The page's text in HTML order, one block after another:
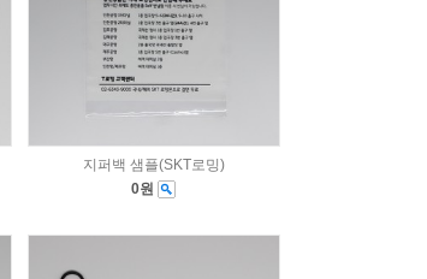
지퍼백 샘플(SKT로밍)
0원